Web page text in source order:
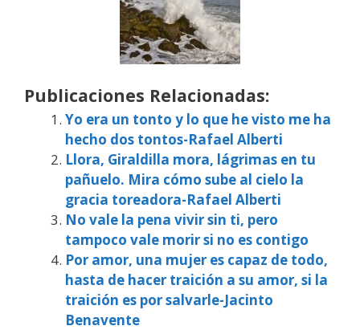
Publicaciones Relacionadas:
Yo era un tonto y lo que he visto me ha
hecho dos tontos-Rafael Alberti
Llora, Giraldilla mora, lágrimas en tu
pañuelo. Mira cómo sube al cielo la
gracia toreadora-Rafael Alberti
No vale la pena vivir sin ti, pero
tampoco vale morir si no es contigo
Por amor, una mujer es capaz de todo,
hasta de hacer traición a su amor, si la
traición es por salvarle-Jacinto
Benavente